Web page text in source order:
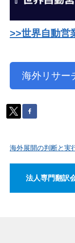
>>世界自動営
海外リサー
海外展開の判断と実
法人専門翻訳